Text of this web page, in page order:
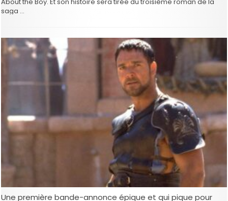
saga …
Une première bande-annonce épique et qui pique pour